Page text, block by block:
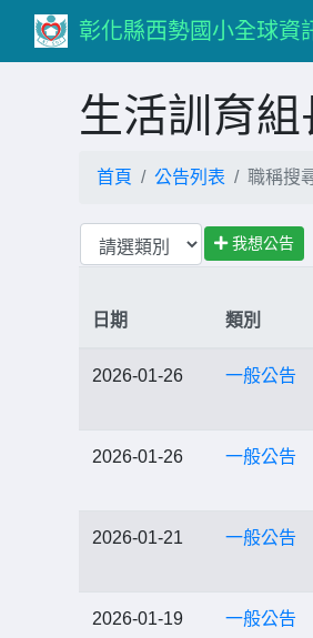
彰化縣西勢國小全球資
生活訓育組
首頁 公告列表 職稱搜
我想公告
日期 類別
2026-01-26 一般公告
2026-01-26 一般公告
2026-01-21 一般公告
2026-01-19 一般公告